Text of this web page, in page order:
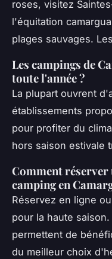
roses, visitez
l'équitation
plages sauvages.
Les campings de
toute l'année ?
La plupart ouvrent
établissements
pour profiter du
hors saison estivale
Comment réserver
camping en
Réservez en ligne
pour la haute saison.
permettent de
du meilleur choix